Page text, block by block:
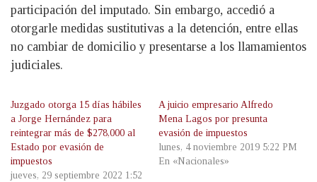
participación del imputado. Sin embargo, accedió a
otorgarle medidas sustitutivas a la detención, entre ellas
no cambiar de domicilio y presentarse a los llamamientos
judiciales.
Juzgado otorga 15 días hábiles
a Jorge Hernández para
reintegrar más de $278,000 al
Estado por evasión de
impuestos
jueves, 29 septiembre 2022 1:52
A juicio empresario Alfredo
Mena Lagos por presunta
evasión de impuestos
lunes, 4 noviembre 2019 5:22 PM
En «Nacionales»